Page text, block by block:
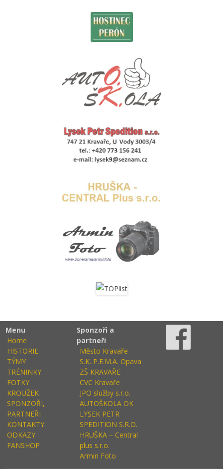
Menu
Home
HISTORIE
TÝMY
TRÉNINKY
FOTKY
KROUŽEK
SPONZOŘI,
PARTNEŘI
KONTAKTY
ODKAZY
FANSHOP
Sponzoři a
partneři
Město Kravaře
S.K. P.E.M.A. Opava
ZŠ KRAVAŘE
CVC Kravaře
JPO služby s.r.o.
AUTOŠKOLA OK
LYSEK PETR
SPEDITION S.R.O.
HRUŠKA – Central
plus s.r.o.
Armin Foto